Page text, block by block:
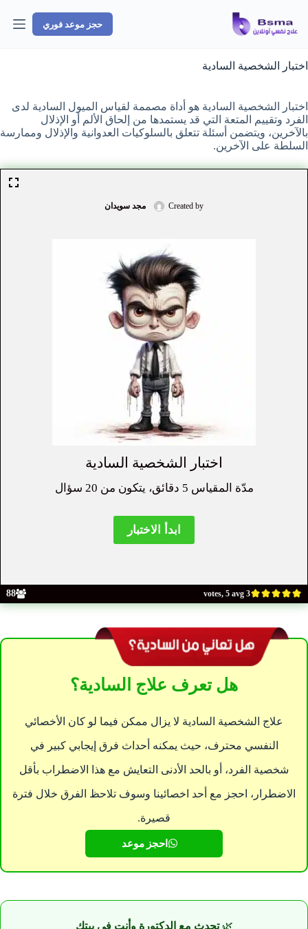
المحتوى
حجز موعد فوري
اختبار الشخصية السادية
اختبار الشخصية السادية هو أداة مصممة لقياس الميول السادية لدى
الفرد وتقييم المتعة التي قد يستمدها من إلحاق الألم أو الإذلال
بالآخرين، ويتضمن أسئلة تتعلق بالسلوكيات العدوانية والإذلال وممارسة
السلطة على الآخرين.
3 votes, 5 avg
88
Created by مجد سويدان
اختبار الشخصية السادية
مدّة المقياس 5 دقائق، يتكون من 20 سؤال
هل تعرف علاج السادية؟
علاج الشخصية السادية لا يزال ممكن فيما لو كان الأخصائي
النفسي محترف، حيث يمكنه أحداث فرق إيجابي كبير في
شخصية الفرد، أو بالحد الأدنى التعايش مع هذا الاضطراب بأقل
الاضطرار، احجز مع أحد اخصائينا وسوف تلاحظ الفرق خلال فترة
قصيرة.
احجز موعد
🌿تحدث مع الدكتورة وأنت في بيتك